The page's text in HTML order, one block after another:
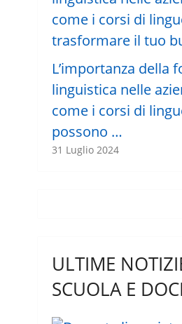
L’importanza della
linguistica nelle
come i corsi di
possono …
31 Luglio 2024
ULTIME
SCUOLA E